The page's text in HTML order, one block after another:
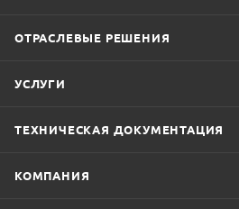
ОТРАСЛЕВЫЕ РЕШЕНИЯ
УСЛУГИ
ТЕХНИЧЕСКАЯ ДОКУМЕНТАЦИЯ
КОМПАНИЯ